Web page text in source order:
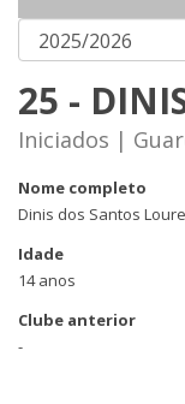
25 -
Iniciados |
Nome completo
Dinis dos Santos
Idade
14 anos
Clube anterior
-